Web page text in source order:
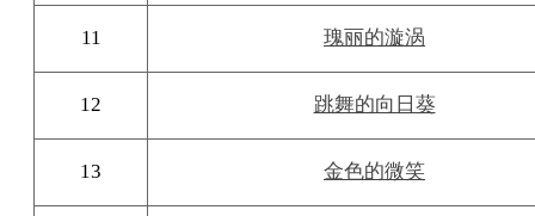
11 瑰丽的漩涡
12 跳舞的向日葵
13 金色的微笑